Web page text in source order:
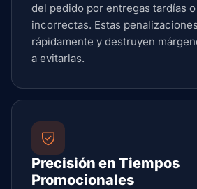
del pedido por entregas tardías
incorrectas. Estas
rápidamente y destruyen
a evitarlas.
Precisión en Tiempos
Promocionales